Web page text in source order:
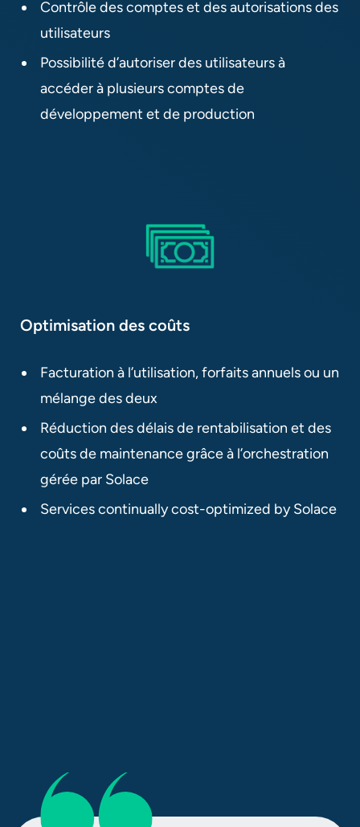
Contrôle des comptes et des autorisations des
utilisateurs
Possibilité d’autoriser des utilisateurs à
accéder à plusieurs comptes de
développement et de production
Optimisation des coûts
Facturation à l’utilisation, forfaits annuels ou un
mélange des deux
Réduction des délais de rentabilisation et des
coûts de maintenance grâce à l’orchestration
gérée par Solace
Services continually cost-optimized by Solace​